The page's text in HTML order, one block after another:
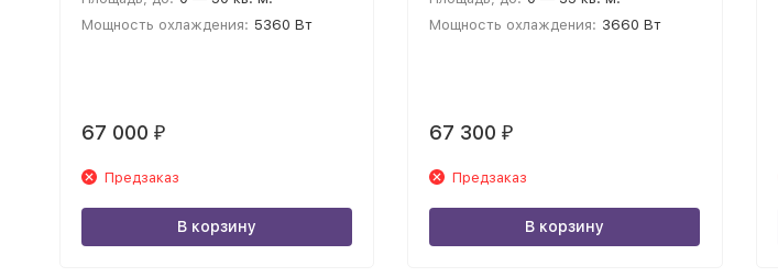
Мощность охлаждения: 5360 Вт
67 000 ₽
Предзаказ
В корзину
Мощность охлаждения: 3660 Вт
67 300 ₽
Предзаказ
В корзину